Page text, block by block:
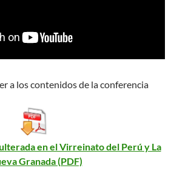
a los contenidos de la conferencia
en el Virreinato del Perú y La
Granada (PDF)